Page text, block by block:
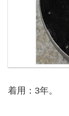
着用：3年。